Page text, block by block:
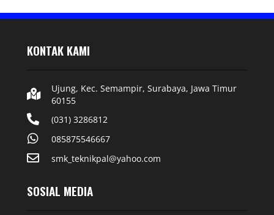
KONTAK KAMI
Ujung, Kec. Semampir, Surabaya, Jawa Timur
60155
(031) 3286812
085875546667
smk_teknikpal@yahoo.com
SOSIAL MEDIA